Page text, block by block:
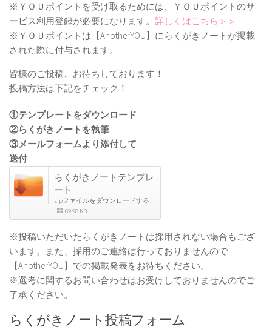
※ＹＯＵポイントを受け取るためには、ＹＯＵポイントのサ
ービス利用登録が必要になります。 詳しくはこちら＞＞
※ＹＯＵポイントは【AnotherYOU】にらくがきノートが掲載
された際に付与されます。
皆様のご投稿、お待ちしております！
投稿方法は下記をチェック！
①テンプレートをダウンロード
②らくがきノートを執筆
③メールフォームより添付して
送付
らくがきノートテンプレ
ート
zipファイルをダウンロードする
69.98 KB
※投稿いただいたらくがきノートは採用されない場合もござ
います。また、採用のご連絡は行っておりませんので
【AnotherYOU】での掲載発表をお待ちください。
※選考に関するお問い合わせはお受けしておりませんのでご
了承ください。
らくがきノート投稿フォーム